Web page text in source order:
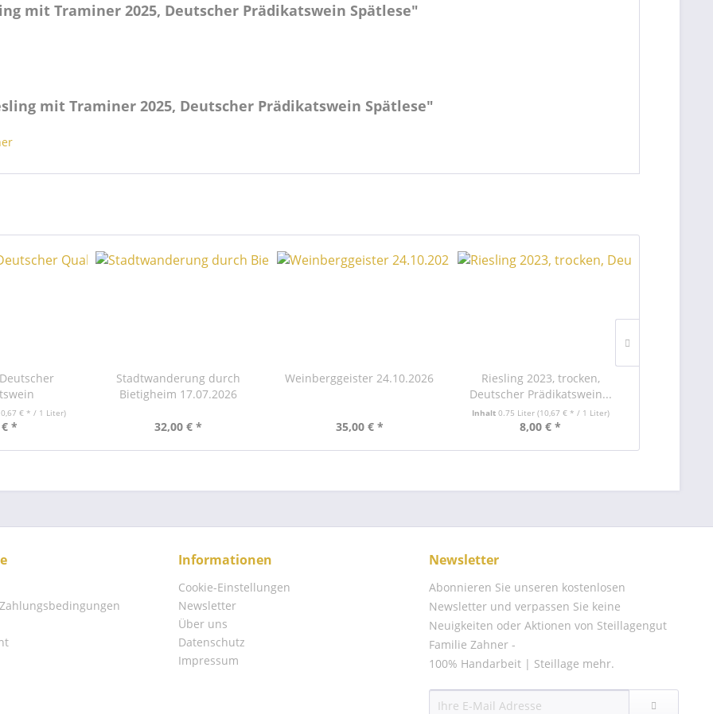
mit Traminer 2025, Deutscher Prädikatswein Spätlese"
mit Traminer 2025, Deutscher Prädikatswein Spätlese"
€ * / 1 Liter)
*
Stadtwanderung durch
Bietigheim 17.07.2026
32,00 € *
Weinberggeister 24.10.2026
35,00 € *
Riesling 2023, trocken,
Deutscher Prädikatswein...
Inhalt 0.75 Liter (10,67 € * / 1 Liter)
8,00 € *
Informationen
Cookie-Einstellungen
Newsletter
Über uns
Datenschutz
Impressum
Newsletter
Abonnieren Sie unseren kostenlosen
Newsletter und verpassen Sie keine
Neuigkeiten oder Aktionen von Steillagengut
Familie Zahner -
100% Handarbeit | Steillage mehr.